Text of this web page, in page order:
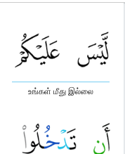
உங்கள் மீது இல்லை